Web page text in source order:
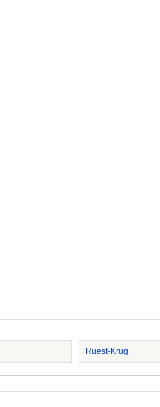
Ruest-Krug